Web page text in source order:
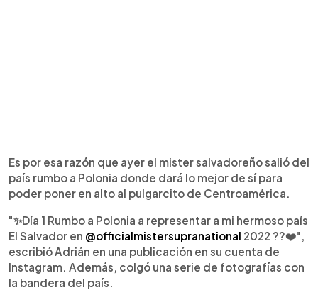
Es por esa razón que ayer el mister salvadoreño salió del
país rumbo a Polonia donde dará lo mejor de sí para
poder poner en alto al pulgarcito de Centroamérica.
"✨Día 1 Rumbo a Polonia a representar a mi hermoso país
El Salvador en @officialmistersupranational 2022 ??❤️",
escribió Adrián en una publicación en su cuenta de
Instagram. Además, colgó una serie de fotografías con
la bandera del país.​